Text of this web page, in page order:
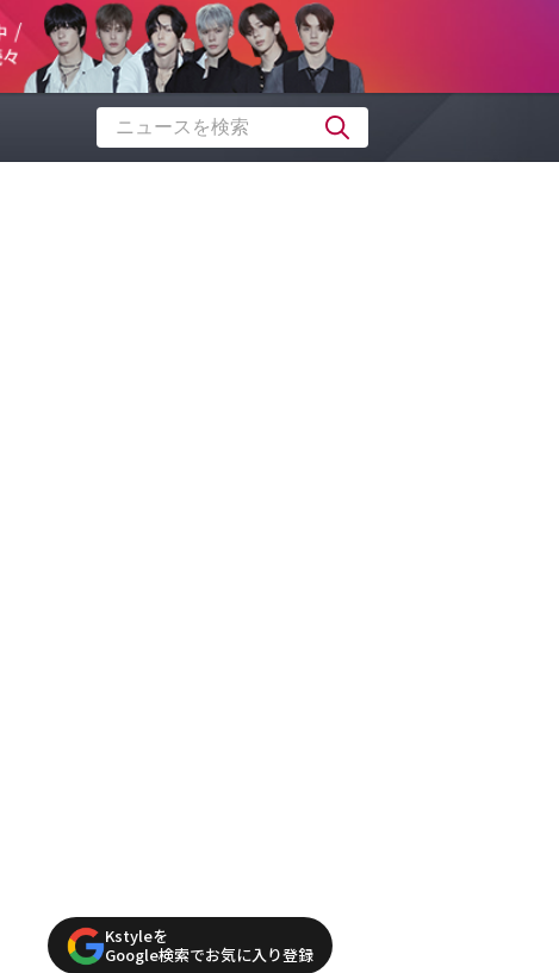
Kstyleを
Google検索でお気に入り登録